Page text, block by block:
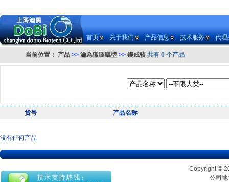
首页 关于我们 产品信息 技术服务 代理
当前位置： 产品 >> 瀹為獙璇曞墏 >> 鍥戒骇 共有 0 个产品
货号 产品名称
没有任何产品
Copyright ©
公司